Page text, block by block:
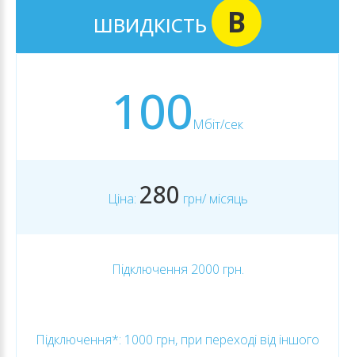
ШВИДКІСТЬ B
100Мбіт/сек
Ціна: 280 грн/ місяць
Підключення 2000 грн.
Підключення*: 1000 грн, при переході від іншого